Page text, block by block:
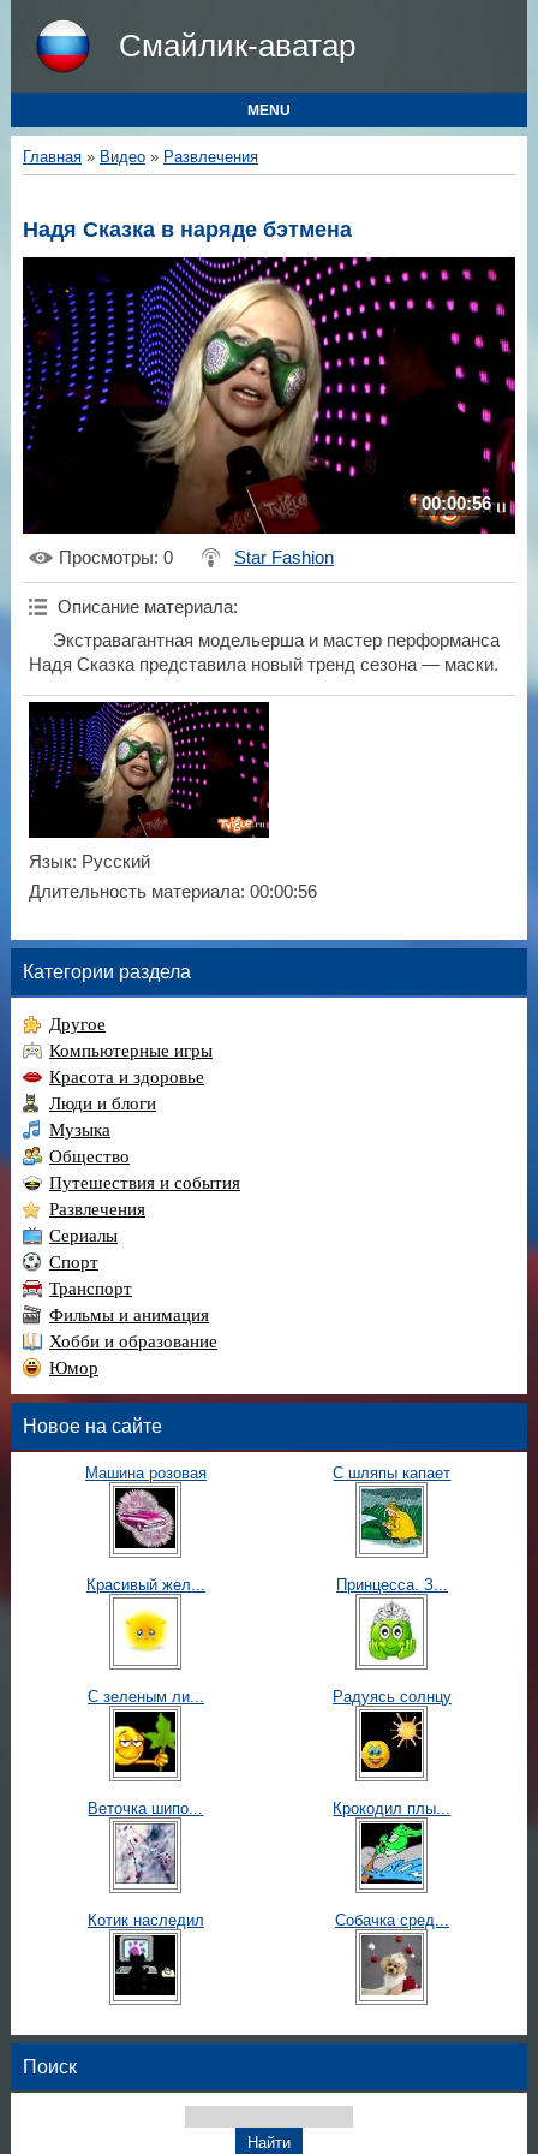
Смайлик-аватар
MENU
Главная» Видео» Развлечения
Надя Сказка в наряде бэтмена
00:00:56
Просмотры: 0 Star Fashion
Описание материала:
Экстравагантная модельерша и мастер перформанса
Надя Сказка представила новый тренд сезона — маски.
Язык: Русский
Длительность материала: 00:00:56
Категории раздела
Другое
Компьютерные игры
Красота и здоровье
Люди и блоги
Музыка
Общество
Путешествия и события
Развлечения
Сериалы
Спорт
Транспорт
Фильмы и анимация
Хобби и образование
Юмор
Новое на сайте
Машина розовая С шляпы капает
Красивый жел... Принцесса. З...
С зеленым ли... Радуясь солнцу
Веточка шипо... Крокодил плы...
Котик наследил Собачка сред...
Поиск